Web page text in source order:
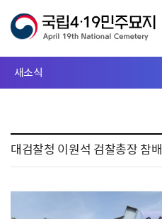
새소식
대검찰청 이원석 검찰총장 참배